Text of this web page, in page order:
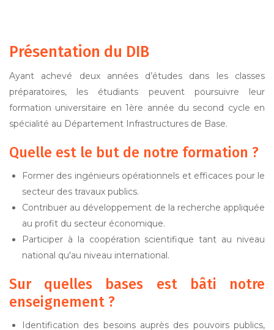
Présentation du DIB
Ayant achevé deux années d’études dans les classes
préparatoires, les étudiants peuvent poursuivre leur
formation universitaire en 1ère année du second cycle en
spécialité au Département Infrastructures de Base.
Quelle est le but de notre formation ?
Former des ingénieurs opérationnels et efficaces pour le
secteur des travaux publics.
Contribuer au développement de la recherche appliquée
au profit du secteur économique.
Participer à la coopération scientifique tant au niveau
national qu'au niveau international.
Sur quelles bases est bâti notre
enseignement ?
Identification des besoins auprès des pouvoirs publics,